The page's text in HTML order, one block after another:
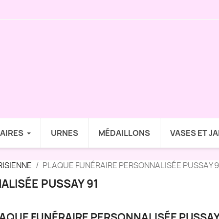
URNES MÉDAILLONS VASES ET
PLAQUE FUNÉRAIRE PERSONNALISÉE PUSSAY
PUSSAY 91